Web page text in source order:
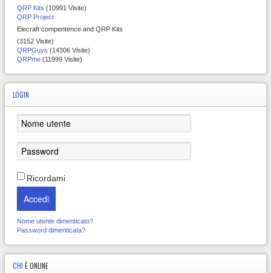
QRP Kits (10991 Visite)
QRP Project
Elecraft compentence and QRP Kits
(3152 Visite)
QRPGuys (14306 Visite)
QRPme (11999 Visite)
LOGIN
Ricordami
Accedi
Nome utente dimenticato?
Password dimenticata?
CHI È ONLINE